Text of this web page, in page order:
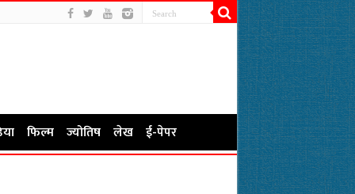
फिल्म ज्योतिष लेख ई-पेपर